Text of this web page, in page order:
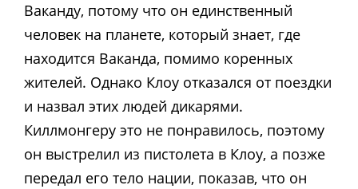
Ваканду, потому что он единственный
человек на планете, который знает, где
находится Ваканда, помимо коренных
жителей. Однако Клоу отказался от поездки
и назвал этих людей дикарями.
Киллмонгеру это не понравилось, поэтому
он выстрелил из пистолета в Клоу, а позже
передал его тело нации, показав, что он